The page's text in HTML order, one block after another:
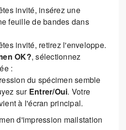
invité, insérez une
feuille de bandes dans
invité, retirez l'enveloppe.
OK?, sélectionnez
:
du spécimen semble
sur Entrer/Oui. Votre
à l'écran principal.